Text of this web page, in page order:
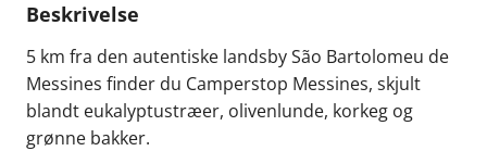
Beskrivelse
5 km fra den autentiske landsby São Bartolomeu de
Messines finder du Camperstop Messines, skjult
blandt eukalyptustræer, olivenlunde, korkeg og
grønne bakker.